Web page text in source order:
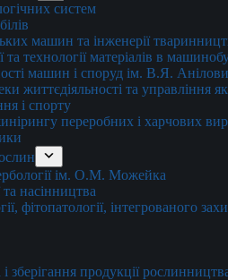
систем
машин та інженерії
та технології матеріалів в
машин і споруд ім. В.Я.
життєдіяльності та управління
і спорту
переробних і харчових
ім. О.М. Можейка
насінництва
фітопатології, інтегрованого
зберігання продукції